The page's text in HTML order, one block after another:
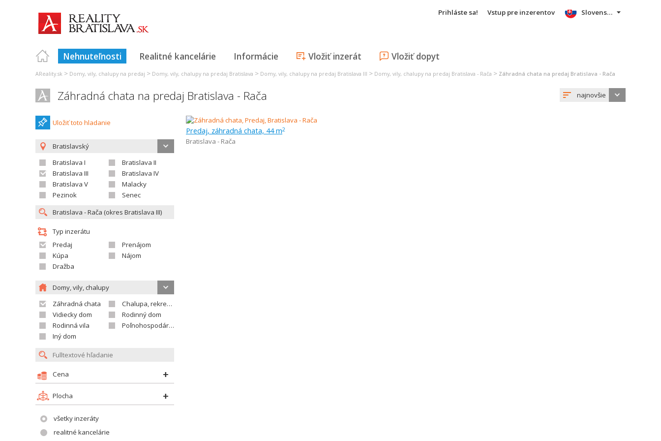
Prihláste sa! Vstup pre inzerentov
Nehnuteľnosti Realitné kancelárie Informácie Vložiť inzerát Vložiť dopyt
Slovensky
AReality.sk > Domy, vily, chalupy na predaj > Domy, vily, chalupy na predaj Bratislava > Domy, vily, chalupy na predaj Bratislava III > Domy, vily, chalupy na predaj Bratislava - Rača > Záhradná chata na predaj Bratislava - Rača
Záhradná chata na predaj Bratislava - Rača najnovšie
Uložiť toto hladanie
Bratislavský
Bratislava I
Bratislava II
Bratislava III
Bratislava IV
Bratislava V
Malacky
Pezinok
Senec
Typ inzerátu
Predaj
Prenájom
Kúpa
Nájom
Dražba
Domy, vily, chalupy
Záhradná chata
Chalupa, rekreačný domček
Vidiecky dom
Rodinný dom
Rodinná vila
Poľnohospodárska usadlosť
Iný dom
Cena
Plocha
všetky inzeráty
realitné kancelárie
Predaj, záhradná chata, 44 m2
Bratislava - Rača